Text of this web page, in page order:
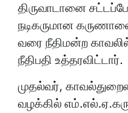
திருவாடானை
நடிகருமான
வரை நீதிமன்ற காவலில்
நீதிபதி உத்தரவிட்டார்.
முதல்வர்,
வழக்கில்